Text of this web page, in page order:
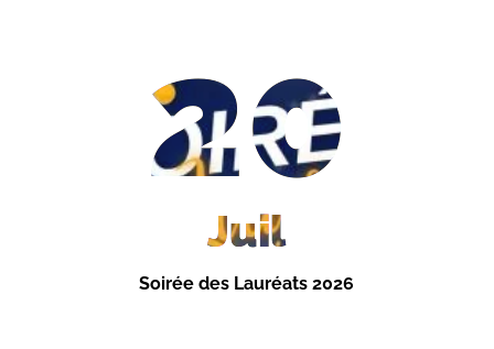
Soirée des Lauréats 2026
20
Juil